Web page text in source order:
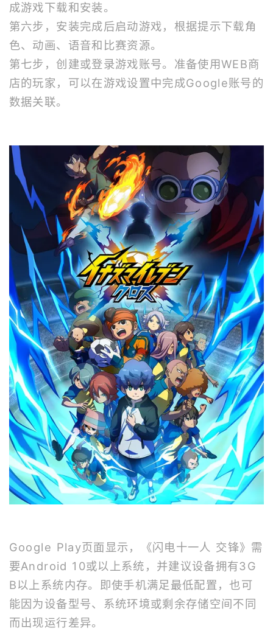
成游戏下载和安装。
第六步，安装完成后启动游戏，根据提示下载角
色、动画、语音和比赛资源。
第七步，创建或登录游戏账号。准备使用WEB商
店的玩家，可以在游戏设置中完成Google账号的
数据关联。
Google Play页面显示，《闪电十一人 交锋》需
要Android 10或以上系统，并建议设备拥有3G
B以上系统内存。即使手机满足最低配置，也可
能因为设备型号、系统环境或剩余存储空间不同
而出现运行差异。